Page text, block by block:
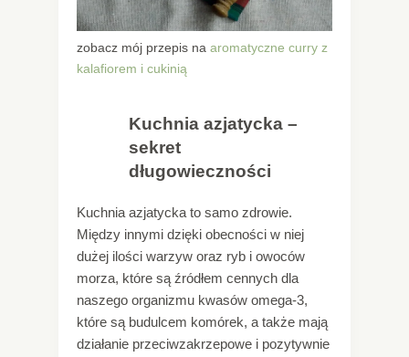
zobacz mój przepis na aromatyczne curry z
kalafiorem i cukinią
Kuchnia azjatycka –
sekret
długowieczności
Kuchnia azjatycka to samo zdrowie.
Między innymi dzięki obecności w niej
dużej ilości warzyw oraz ryb i owoców
morza, które są źródłem cennych dla
naszego organizmu kwasów omega-3,
które są budulcem komórek, a także mają
działanie przeciwzakrzepowe i pozytywnie